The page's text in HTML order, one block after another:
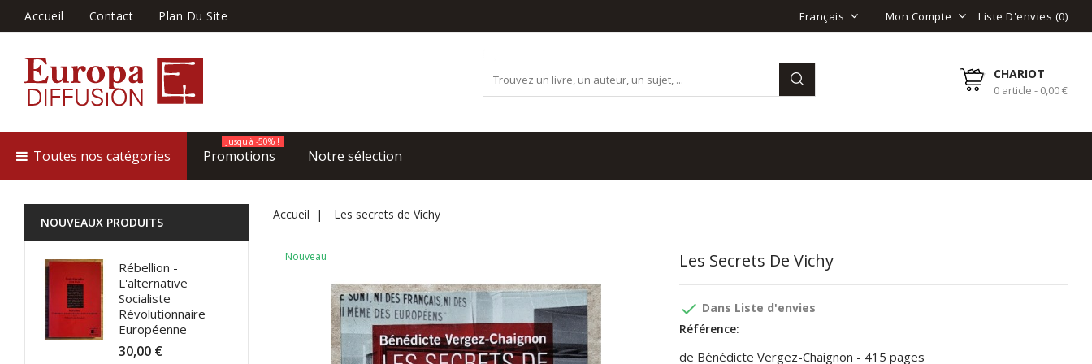
Accueil Contact Plan Du Site Français Mon Compte Liste D'envies (0)
CHARIOT
0 article - 0,00 €
Toutes nos catégories Promotions
Jusqu'à -50% !
Notre sélection
NOUVEAUX PRODUITS
Rébellion -
L'alternative
Socialiste
Révolutionnaire
Européenne
30,00 €
Accueil Les secrets de Vichy
Nouveau Les Secrets De Vichy
done Dans Liste d'envies
Référence:
de Bénédicte Vergez-Chaignon - 415 pages